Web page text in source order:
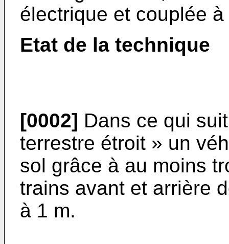
électrique et couplée
Etat de la technique
[0002] Dans ce qui
terrestre étroit » un
sol grâce à au moins
trains avant et arrière
à 1 m.